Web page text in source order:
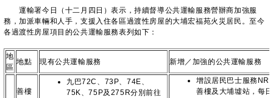
運輸署今日（十二月四日）表示，持續督導公共運輸服務營辦商加強服
務，加派車輛和人手，支援入住各區過渡性房屋的大埔宏福苑火災居民。至今
各過渡性房屋項目的公共運輸服務表列如下：
地
區
地點 現有公共運輸服務 新增／加強的公共運輸服務
善樓
九巴72C、73P、74E、
75K、75P及275R分別前往
增設居民巴士服務
善樓及大埔墟站，每